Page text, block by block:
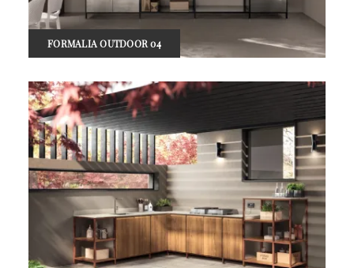
FORMALIA OUTDOOR 04